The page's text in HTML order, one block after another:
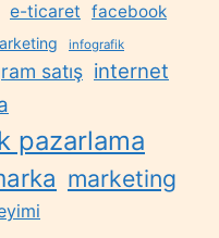
e-ticaret facebook
infografik
satış internet
pazarlama
marketing